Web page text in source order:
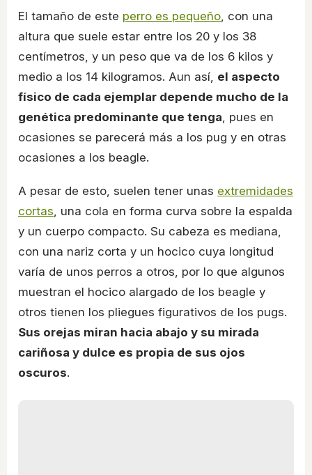
El tamaño de este perro es pequeño , con una
altura que suele estar entre los 20 y los 38
centímetros, y un peso que va de los 6 kilos y
medio a los 14 kilogramos. Aun así, el aspecto
físico de cada ejemplar depende mucho de la
genética predominante que tenga , pues en
ocasiones se parecerá más a los pug y en otras
ocasiones a los beagle.
A pesar de esto, suelen tener unas extremidades
cortas , una cola en forma curva sobre la espalda
y un cuerpo compacto. Su cabeza es mediana,
con una nariz corta y un hocico cuya longitud
varía de unos perros a otros, por lo que algunos
muestran el hocico alargado de los beagle y
otros tienen los pliegues figurativos de los pugs.
Sus orejas miran hacia abajo y su mirada
cariñosa y dulce es propia de sus ojos
oscuros.